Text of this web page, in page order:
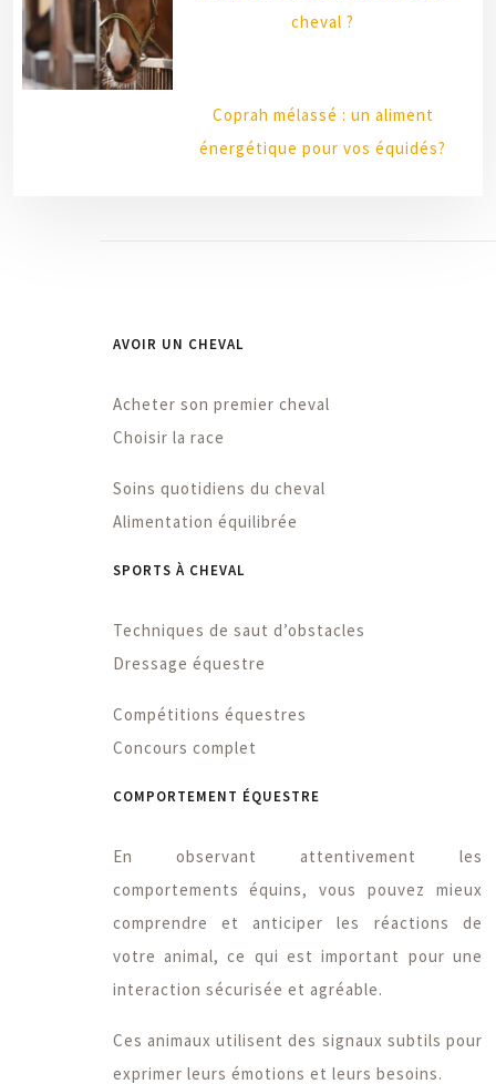
cheval ?
Coprah mélassé : un aliment
énergétique pour vos équidés?
AVOIR UN CHEVAL
Acheter son premier cheval
Choisir la race
Soins quotidiens du cheval
Alimentation équilibrée
SPORTS À CHEVAL
Techniques de saut d’obstacles
Dressage équestre
Compétitions équestres
Concours complet
COMPORTEMENT ÉQUESTRE
En observant attentivement les
comportements équins, vous pouvez mieux
comprendre et anticiper les réactions de
votre animal, ce qui est important pour une
interaction sécurisée et agréable.
Ces animaux utilisent des signaux subtils pour
exprimer leurs émotions et leurs besoins.